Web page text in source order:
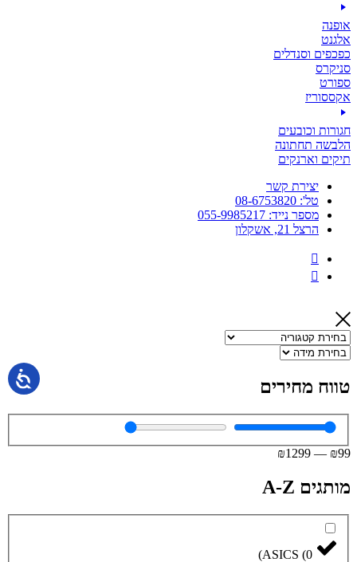
אופנה
אלגנט
כפכפים וסנדלים
סניקרס
ספורט
אקססוריז
חגורות וכובעים
הלבשה תחתונה
תיקים וארנקים
יצירת קשר
טל': 08-6753820
מספר נייד: 055-9985217
הרצל 21, אשקלון
טווח מחירים
₪99
—
₪1299
מותגים A-Z
ASICS (0
)